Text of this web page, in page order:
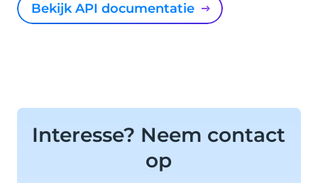
Bekijk API documentatie
Interesse? Neem contact
op